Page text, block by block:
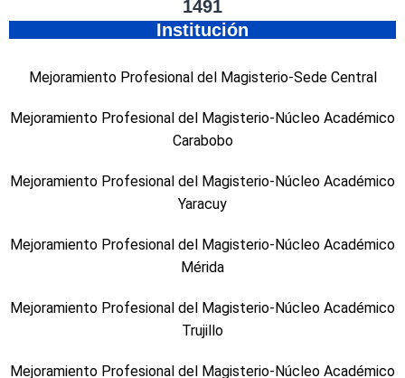
1491
Institución
Mejoramiento Profesional del Magisterio-Sede Central
Mejoramiento Profesional del Magisterio-Núcleo Académico
Carabobo
Mejoramiento Profesional del Magisterio-Núcleo Académico
Yaracuy
Mejoramiento Profesional del Magisterio-Núcleo Académico
Mérida
Mejoramiento Profesional del Magisterio-Núcleo Académico
Trujillo
Mejoramiento Profesional del Magisterio-Núcleo Académico